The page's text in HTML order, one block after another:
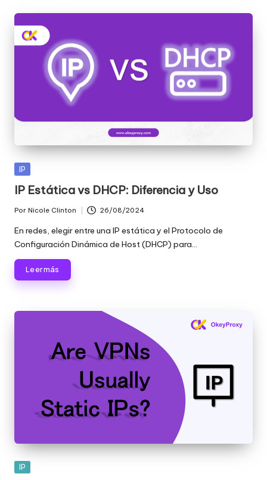
Publicada
IP
IP Estática vs DHCP: Diferencia y Uso
por
Por Nicole Clinton 26/08/2024
En redes, elegir entre una IP estática y el Protocolo de
Configuración Dinámica de Host (DHCP) para...
Leer más
Publicada
IP